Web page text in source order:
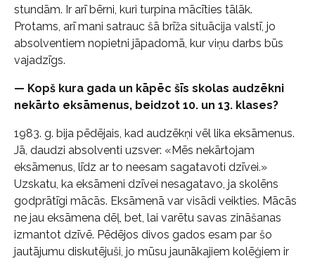
stundām. Ir arī bērni, kuri turpina mācīties tālāk.
Protams, arī mani satrauc šā brīža situācija valstī, jo
absolventiem nopietni jāpadomā, kur viņu darbs būs
vajadzīgs.
— Kopš kura gada un kāpēc šīs skolas audzēkni
nekārto eksāmenus, beidzot 10. un 13. klases?
1983. g. bija pēdējais, kad audzēkņi vēl lika eksāmenus.
Jā, daudzi absolventi uzsver: «Mēs nekārtojam
eksāmenus, līdz ar to neesam sagatavoti dzīvei.»
Uzskatu, ka eksāmeni dzīvei nesagatavo, ja skolēns
godprātīgi mācās. Eksāmenā var visādi veikties. Mācās
ne jau eksāmena dēļ, bet, lai varētu savas zināšanas
izmantot dzīvē. Pēdējos divos gados esam par šo
jautājumu diskutējuši, jo mūsu jaunākajiem kolēģiem ir